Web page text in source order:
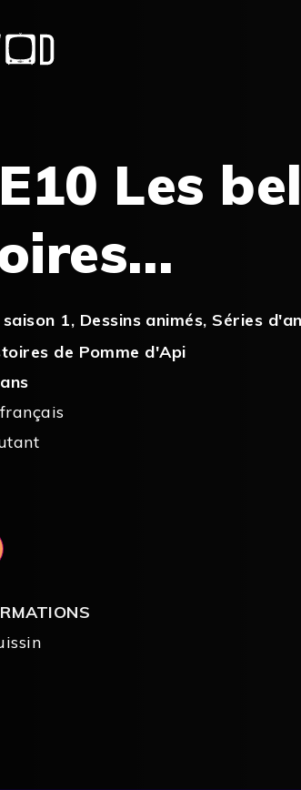
Les
saison 1, Dessins animés, Séries
de Pomme d'Api
français